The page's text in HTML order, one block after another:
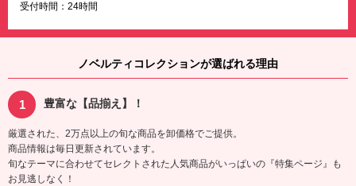
受付時間：24時間
ノベルティコレクションが選ばれる理由
豊富な【品揃え】！
厳選された、2万点以上の旬な商品を卸価格でご提供。
商品情報は毎日更新されています。
旬なテーマに合わせてセレクトされた人気商品がいっぱいの『特集ページ』も
お見逃しなく！